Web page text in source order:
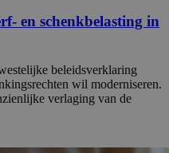
en schenkbelasting in
beleidsverklaring
wil moderniseren.
verlaging van de